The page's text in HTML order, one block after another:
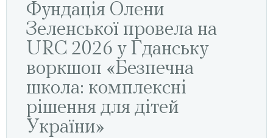
Фундація Олени
Зеленської провела на
URC 2026 у Гданську
воркшоп «Безпечна
школа: комплексні
рішення для дітей
України»